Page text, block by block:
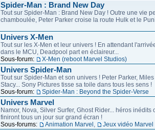
Spider-Man : Brand New Day
Tout sur Spider-Man : Brand New Day ! Outre une vie
chamboulée, Peter Parker croise la route Hulk et le
Univers X-Men
Tout sur les X-Men et leur univers ! En attendant
dans le MCU, Deadpool part en éclaireur...
Sous-forum:
X-Men (reboot Marvel Studios)
Univers Spider-Man
Tout sur Spider-Man et son univers ! Peter Parker,
Stacy... Sony Pictures tisse sa toile dans tous les sens !
Sous-forum:
Spider-Man : Beyond the Spider-Verse
Univers Marvel
Namor, Nova, Silver Surfer, Ghost Rider... héros inédits
finiront tous un jour sur grand écran !
Sous-forums:
Animation Marvel Jeux vidéo Marvel